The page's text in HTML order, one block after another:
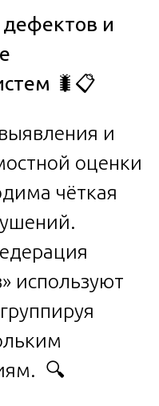
дефектов и
🐛📋
и
оценки
чёткая
используют
🔍